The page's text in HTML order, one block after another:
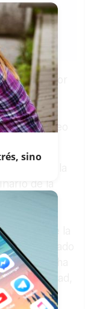
0
por
un guía
una
del sorteo
la
de la
de
de la
del Estado
de cine ha
de Navidad,
es una
sino